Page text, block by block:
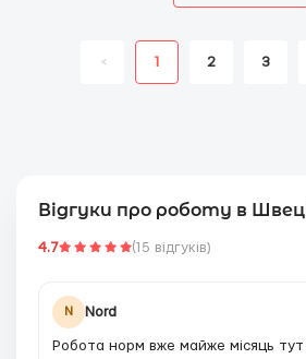
< 1 2 3
Відгуки про роботу в
4.7 (15 відгуків)
N Nord
Робота норм вже майже мiсяць тут